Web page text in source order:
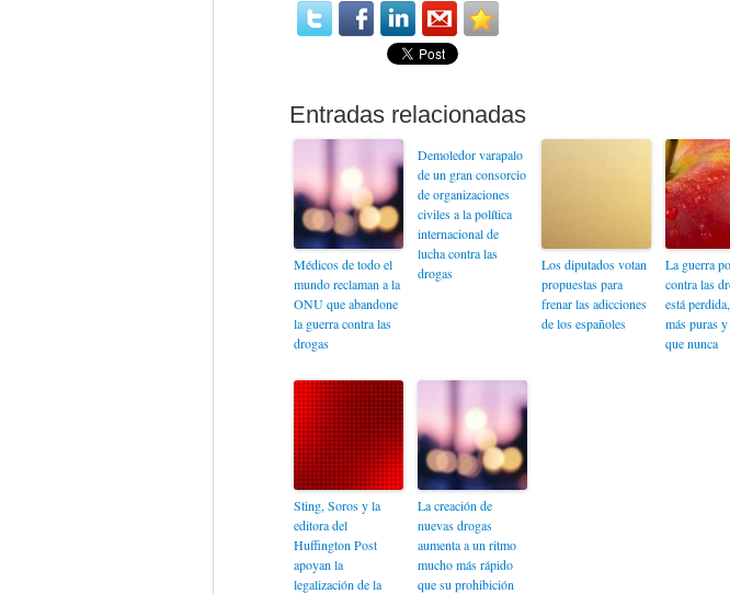
Médicos de todo el
mundo reclaman a la
ONU que abandone
la guerra contra las
drogas
Demoledor varapalo
de un gran consorcio
de organizaciones
civiles a la política
internacional de
lucha contra las
drogas
Los diputados votan
propuestas para
frenar las adicciones
de los españoles
La guerra
contra las
está
más puras y
que nunca
Sting, Soros y la
editora del
Huffington Post
apoyan la
legalización de la
La creación de
nuevas drogas
aumenta a un ritmo
mucho más rápido
que su prohibición